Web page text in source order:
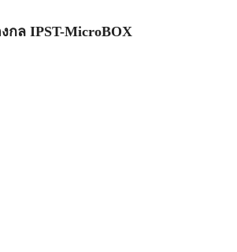
กล IPST-MicroBOX